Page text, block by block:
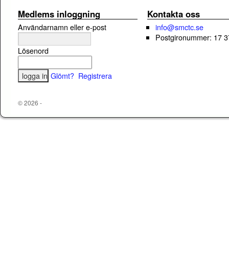
Medlems inloggning
Användarnamn eller e-post
Lösenord
Glömt? Registrera
Kontakta oss
info@smctc.se
Postgironummer: 17
© 2026 -